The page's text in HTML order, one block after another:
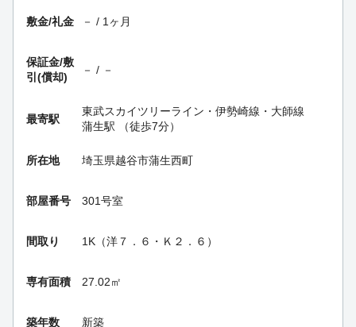
敷金/礼金 － / 1ヶ月
保証金/敷
引(償却)
－ / －
最寄駅
東武スカイツリーライン・伊勢崎線・大師線
蒲生駅 （徒歩7分）
所在地 埼玉県越谷市蒲生西町
部屋番号 301号室
間取り 1K（洋７．６・Ｋ２．６）
専有面積 27.02㎡
築年数 新築